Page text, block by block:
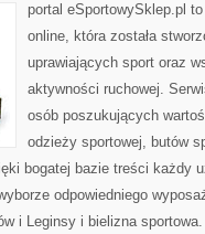
portal eSportowySklep.pl
online, która została
uprawiających sport oraz
aktywności ruchowej.
osób poszukujących
odzieży sportowej, butów
bogatej bazie treści każdy
odpowiedniego
i Leginsy i bielizna